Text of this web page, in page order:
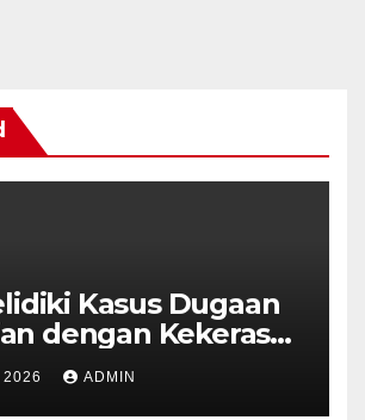
Kasus Dugaan
dengan Kekerasan
HP Royal Phone
2026 ADMIN